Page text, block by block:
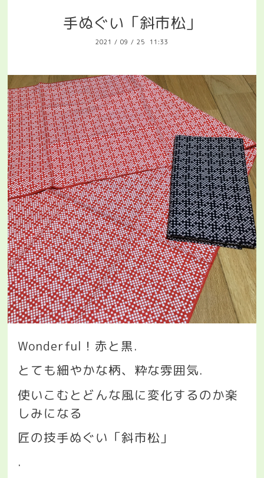
手ぬぐい「斜市松」
2021 / 09 / 25 11:33
Wonderful ！赤と黒.
とても細やかな柄、粋な雰囲気.
使いこむとどんな風に変化するのか楽
しみになる
匠の技手ぬぐい「斜市松」
.